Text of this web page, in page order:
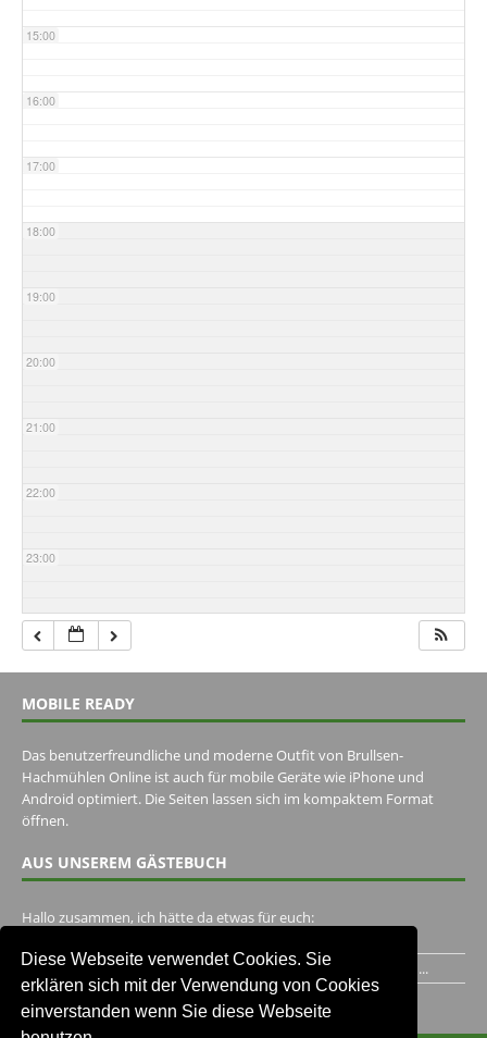
Diese Webseite verwendet Cookies. Sie
erklären sich mit der Verwendung von Cookies
einverstanden wenn Sie diese Webseite
15:00
16:00
17:00
18:00
19:00
20:00
21:00
22:00
23:00
MOBILE READY
Das benutzerfreundliche und moderne Outfit von Brullsen-
Hachmühlen Online ist auch für mobile Geräte wie iPhone und
Android optimiert. Die Seiten lassen sich im kompaktem Format
öffnen.
AUS UNSEREM GÄSTEBUCH
Hallo zusammen, ich hätte da etwas für euch:
Ich habe ein Jahr im Gasthaus Hugo Pape verbracht..Habe ihn...
Unser Gästebuch besuchen